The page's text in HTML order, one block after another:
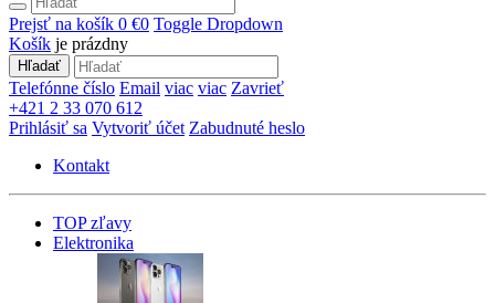
Prejsť na košík 0 €0 Toggle Dropdown
Košík je prázdny
Hľadať
Telefónne číslo Email viac viac Zavrieť
+421 2 33 070 612
Prihlásiť sa Vytvoriť účet Zabudnuté heslo
Kontakt
TOP zľavy
Elektronika